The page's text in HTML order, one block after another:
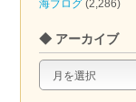
海ブログ (2,286)
◆ アーカイブ
ア